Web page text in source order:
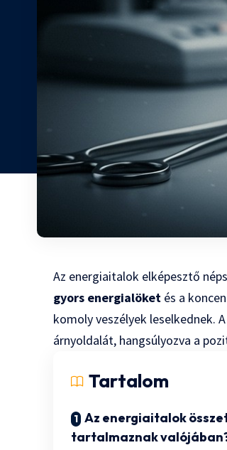
Az energiaitalok elképesztő
gyors energialöket és a
komoly veszélyek leselkednek.
árnyoldalát, hangsúlyozva a
Tartalom
Az energiaitalok
tartalmaznak